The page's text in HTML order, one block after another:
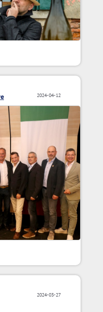
2024-04-12
2024-03-27